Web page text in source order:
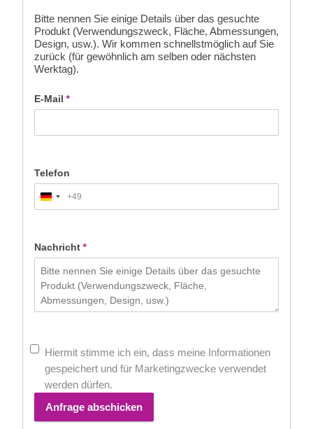
Bitte nennen Sie einige Details über das gesuchte
Produkt (Verwendungszweck, Fläche, Abmessungen,
Design, usw.). Wir kommen schnellstmöglich auf Sie
zurück (für gewöhnlich am selben oder nächsten
Werktag).
E-Mail *
Telefon
Germany
+49
+49
Nachricht*
Hiermit stimme ich ein, dass meine Informationen
gespeichert und für Marketingzwecke verwendet
werden dürfen.
Anfrage abschicken